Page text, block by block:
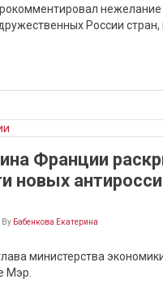
нежелание
России стран,
Франции
новых
By Бабенкова Екатерина
министерства
Мэр.